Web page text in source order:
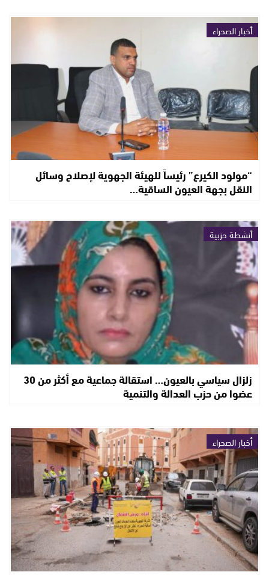
أخبار الصحراء
“مولود الكيرع” رئيساً للهيئة الجهوية لإصلاح وسائل
النقل بجهة العيون الساقية…
أنشطة حزبية
زلزال سياسي بالعيون… استقالة جماعية مع أكثر من 30
عضوا من حزب العدالة والتنمية
أخبار الصحراء